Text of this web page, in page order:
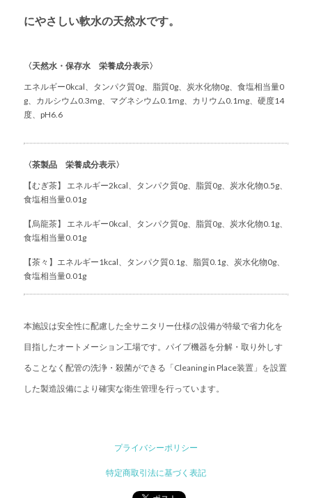
にやさしい軟水の天然水です。
〈天然水・保存水 栄養成分表示〉
エネルギー0kcal、タンパク質0g、脂質0g、炭水化物0g、食塩相当量0
g、カルシウム0.3mg、マグネシウム0.1mg、カリウム0.1mg、硬度14
度、pH6.6
〈茶製品 栄養成分表示〉
【むぎ茶】 エネルギー2kcal、タンパク質0g、脂質0g、炭水化物0.5g、
食塩相当量0.01g
【烏龍茶】 エネルギー0kcal、タンパク質0g、脂質0g、炭水化物0.1g、
食塩相当量0.01g
【茶々】エネルギー1kcal、タンパク質0.1g、脂質0.1g、炭水化物0g、
食塩相当量0.01g
本施設は安全性に配慮した全サニタリー仕様の設備が特級で省力化を
目指したオートメーション工場です。パイプ機器を分解・取り外しす
ることなく配管の洗浄・殺菌ができる「Cleaning in Place装置」を設置
した製造設備により確実な衛生管理を行っています。
プライバシーポリシー
特定商取引法に基づく表記